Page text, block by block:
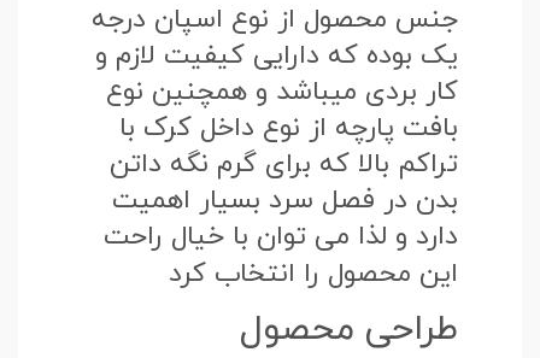
جنس محصول از نوع اسپان درجه
یک بوده که دارایی کیفیت لازم و
کار بردی میباشد و همچنین نوع
بافت پارچه از نوع داخل کرک با
تراکم بالا که برای گرم نگه داتن
بدن در فصل سرد بسیار اهمیت
دارد و لذا می توان با خیال راحت
این محصول را انتخاب کرد
طراحی محصول